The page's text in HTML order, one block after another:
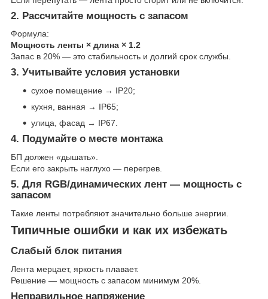
2. Рассчитайте мощность с запасом
Формула:
Мощность ленты × длина × 1.2
Запас в 20% — это стабильность и долгий срок службы.
3. Учитывайте условия установки
сухое помещение → IP20;
кухня, ванная → IP65;
улица, фасад → IP67.
4. Подумайте о месте монтажа
БП должен «дышать».
Если его закрыть наглухо — перегрев.
5. Для RGB/динамических лент — мощность с
запасом
Такие ленты потребляют значительно больше энергии.
Типичные ошибки и как их избежать
Слабый блок питания
Лента мерцает, яркость плавает.
Решение — мощность с запасом минимум 20%.
Неправильное напряжение